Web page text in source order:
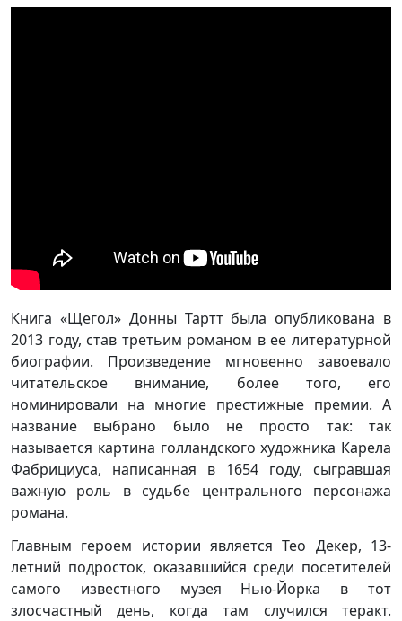
Книга «Щегол» Донны Тартт была опубликована в
2013 году, став третьим романом в ее литературной
биографии. Произведение мгновенно завоевало
читательское внимание, более того, его
номинировали на многие престижные премии. А
название выбрано было не просто так: так
называется картина голландского художника Карела
Фабрициуса, написанная в 1654 году, сыгравшая
важную роль в судьбе центрального персонажа
романа.
Главным героем истории является Тео Декер, 13-
летний подросток, оказавшийся среди посетителей
самого известного музея Нью-Йорка в тот
злосчастный день, когда там случился теракт.